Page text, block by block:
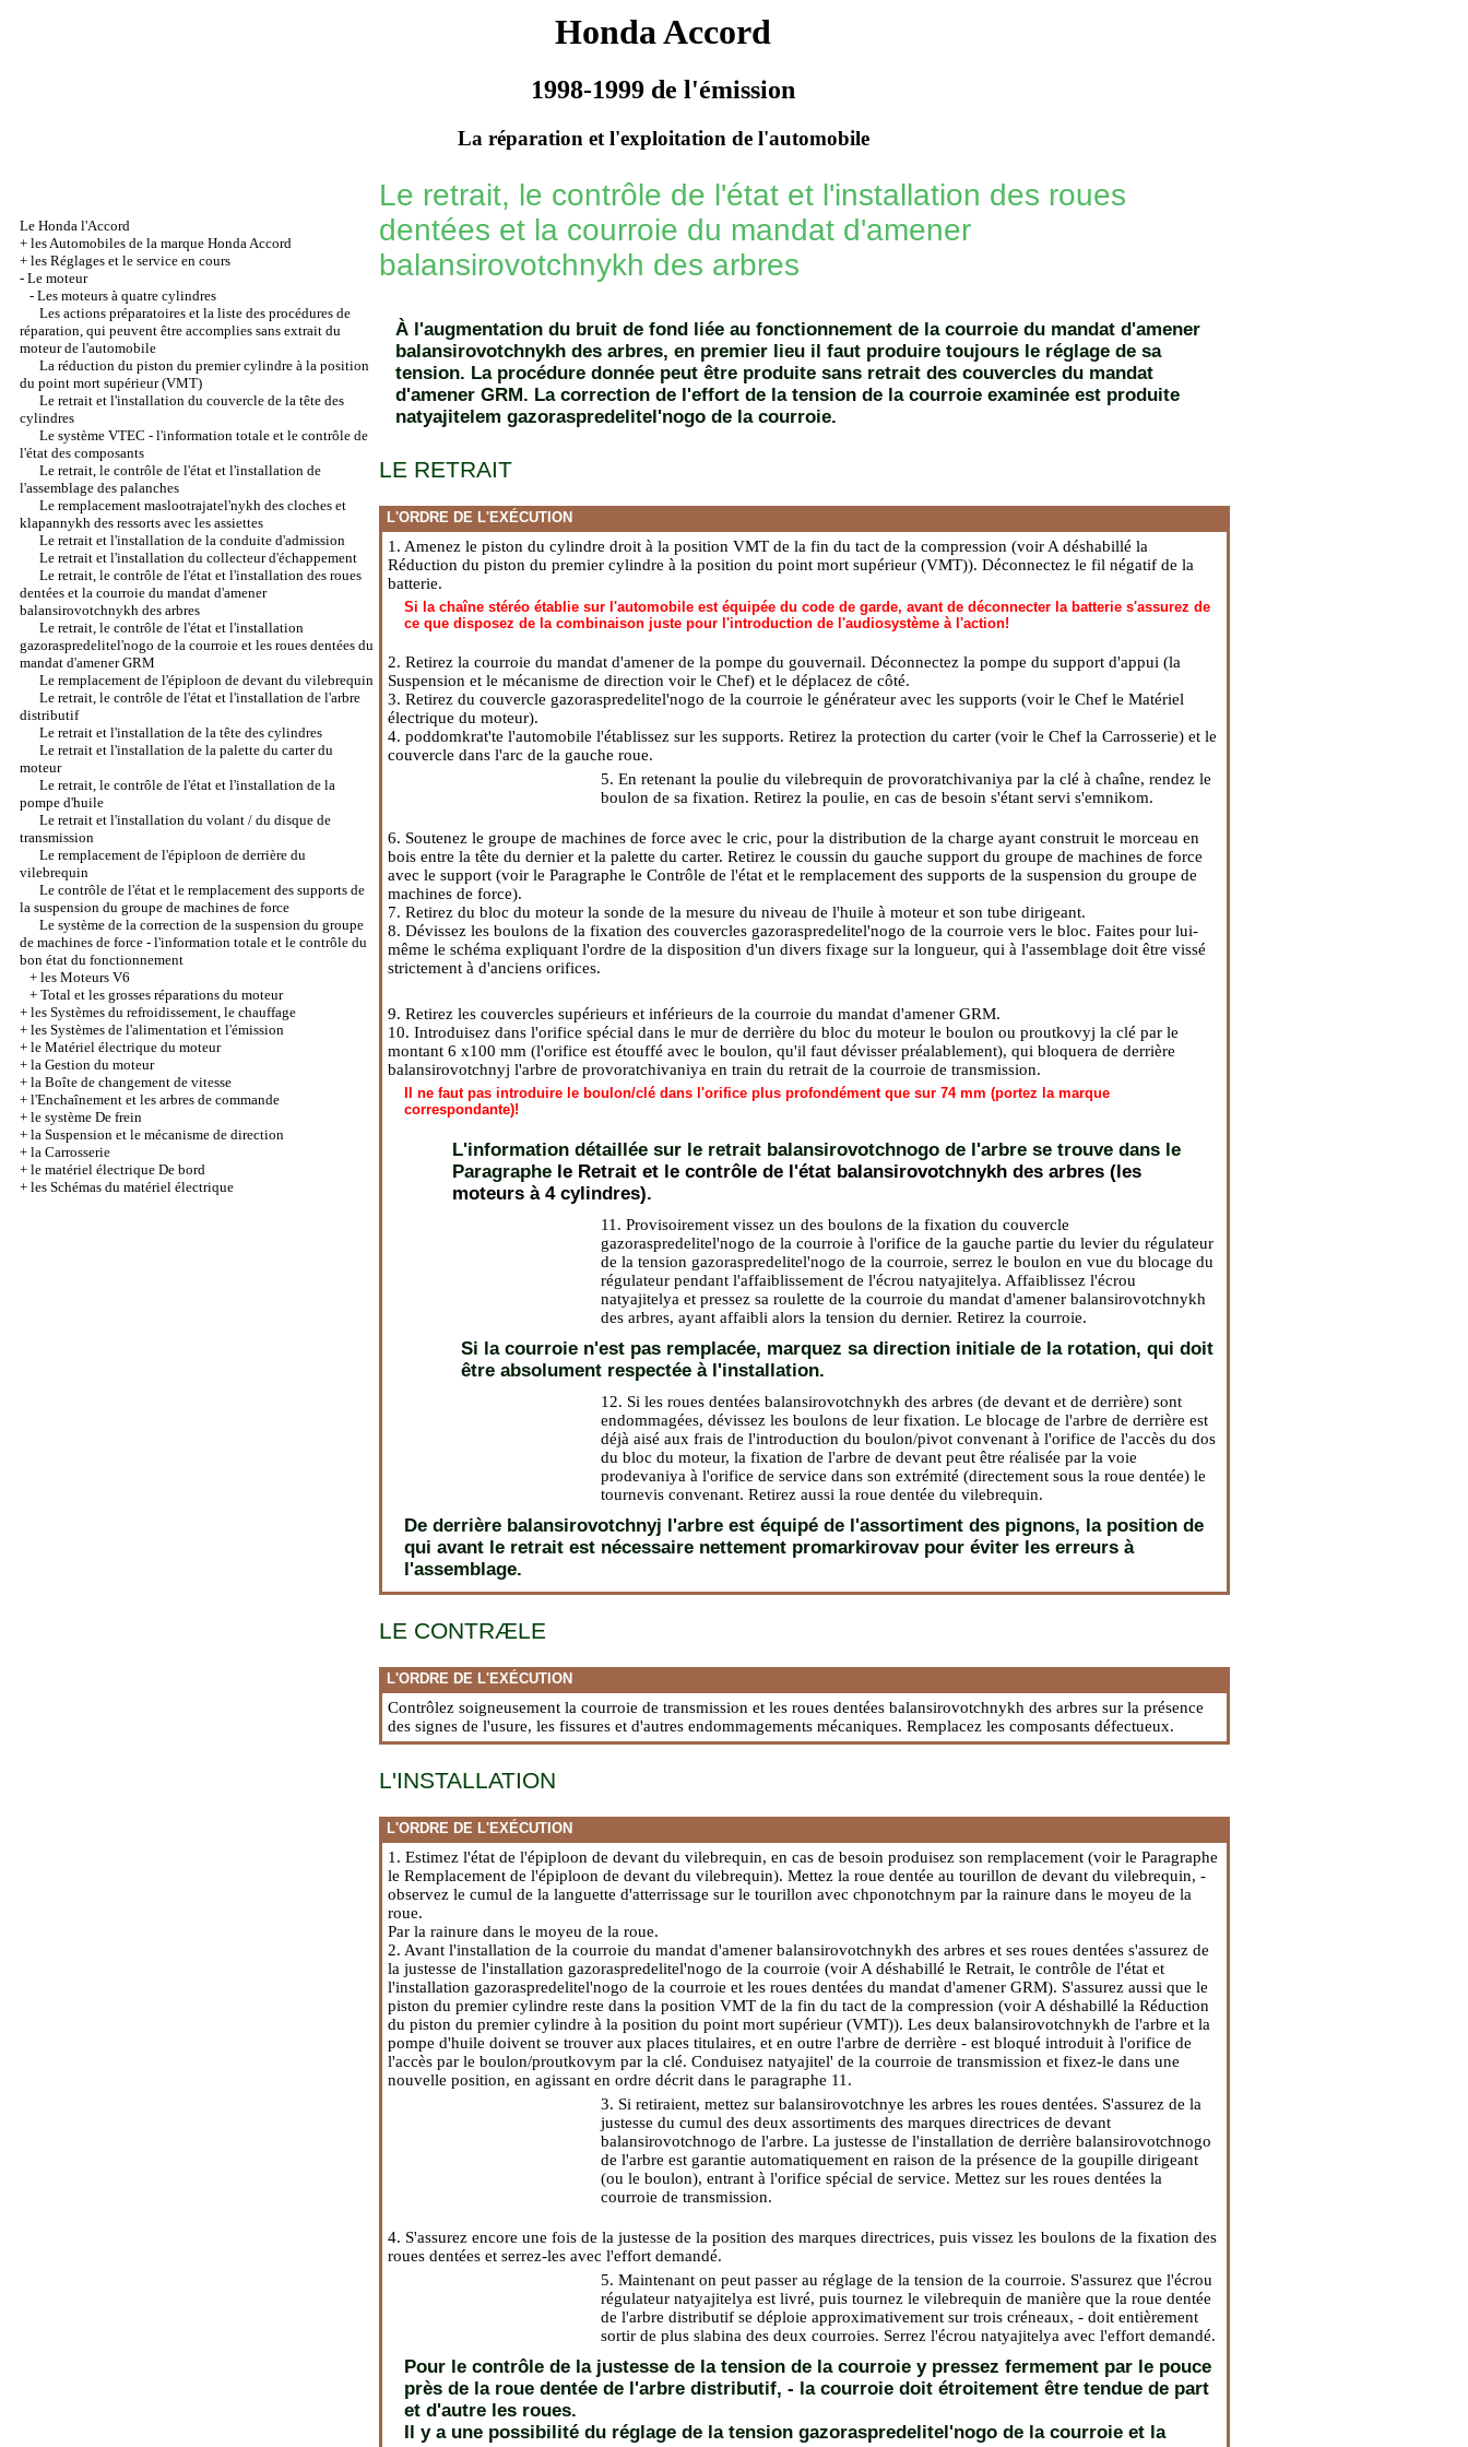
Honda Accord
1998-1999 de l'émission
La réparation et l'exploitation de l'automobile
Le Honda l'Accord
+ les Automobiles de la marque Honda Accord
+ les Réglages et le service en cours
- Le moteur
- Les moteurs à quatre cylindres
Les actions préparatoires et la liste des procédures de
réparation, qui peuvent être accomplies sans extrait du
moteur de l'automobile
La réduction du piston du premier cylindre à la position
du point mort supérieur (VMT)
Le retrait et l'installation du couvercle de la tête des
cylindres
Le système VTEC - l'information totale et le contrôle de
l'état des composants
Le retrait, le contrôle de l'état et l'installation de
l'assemblage des palanches
Le remplacement maslootrajatel'nykh des cloches et
klapannykh des ressorts avec les assiettes
Le retrait et l'installation de la conduite d'admission
Le retrait et l'installation du collecteur d'échappement
Le retrait, le contrôle de l'état et l'installation des roues
dentées et la courroie du mandat d'amener
balansirovotchnykh des arbres
Le retrait, le contrôle de l'état et l'installation
gazoraspredelitel'nogo de la courroie et les roues dentées du
mandat d'amener GRM
Le remplacement de l'épiploon de devant du vilebrequin
Le retrait, le contrôle de l'état et l'installation de l'arbre
distributif
Le retrait et l'installation de la tête des cylindres
Le retrait et l'installation de la palette du carter du
moteur
Le retrait, le contrôle de l'état et l'installation de la
pompe d'huile
Le retrait et l'installation du volant / du disque de
transmission
Le remplacement de l'épiploon de derrière du
vilebrequin
Le contrôle de l'état et le remplacement des supports de
la suspension du groupe de machines de force
Le système de la correction de la suspension du groupe
de machines de force - l'information totale et le contrôle du
bon état du fonctionnement
+ les Moteurs V6
+ Total et les grosses réparations du moteur
+ les Systèmes du refroidissement, le chauffage
+ les Systèmes de l'alimentation et l'émission
+ le Matériel électrique du moteur
+ la Gestion du moteur
+ la Boîte de changement de vitesse
+ l'Enchaînement et les arbres de commande
+ le système De frein
+ la Suspension et le mécanisme de direction
+ la Carrosserie
+ le matériel électrique De bord
+ les Schémas du matériel électrique
Le retrait, le contrôle de l'état et l'installation des roues
dentées et la courroie du mandat d'amener
balansirovotchnykh des arbres
À l'augmentation du bruit de fond liée au fonctionnement de la courroie du mandat d'amener
balansirovotchnykh des arbres, en premier lieu il faut produire toujours le réglage de sa
tension. La procédure donnée peut être produite sans retrait des couvercles du mandat
d'amener GRM. La correction de l'effort de la tension de la courroie examinée est produite
natyajitelem gazoraspredelitel'nogo de la courroie.
LE RETRAIT
L'ORDRE DE L'EXÉCUTION
1. Amenez le piston du cylindre droit à la position VMT de la fin du tact de la compression (voir A déshabillé la
Réduction du piston du premier cylindre à la position du point mort supérieur (VMT)). Déconnectez le fil négatif de la
batterie.
Si la chaîne stéréo établie sur l'automobile est équipée du code de garde, avant de déconnecter la batterie s'assurez de
ce que disposez de la combinaison juste pour l'introduction de l'audiosystème à l'action!
2. Retirez la courroie du mandat d'amener de la pompe du gouvernail. Déconnectez la pompe du support d'appui (la
Suspension et le mécanisme de direction voir le Chef) et le déplacez de côté.
3. Retirez du couvercle gazoraspredelitel'nogo de la courroie le générateur avec les supports (voir le Chef le Matériel
électrique du moteur).
4. poddomkrat'te l'automobile l'établissez sur les supports. Retirez la protection du carter (voir le Chef la Carrosserie) et le
couvercle dans l'arc de la gauche roue.
5. En retenant la poulie du vilebrequin de provoratchivaniya par la clé à chaîne, rendez le
boulon de sa fixation. Retirez la poulie, en cas de besoin s'étant servi s'emnikom.
6. Soutenez le groupe de machines de force avec le cric, pour la distribution de la charge ayant construit le morceau en
bois entre la tête du dernier et la palette du carter. Retirez le coussin du gauche support du groupe de machines de force
avec le support (voir le Paragraphe le Contrôle de l'état et le remplacement des supports de la suspension du groupe de
machines de force).
7. Retirez du bloc du moteur la sonde de la mesure du niveau de l'huile à moteur et son tube dirigeant.
8. Dévissez les boulons de la fixation des couvercles gazoraspredelitel'nogo de la courroie vers le bloc. Faites pour lui-
même le schéma expliquant l'ordre de la disposition d'un divers fixage sur la longueur, qui à l'assemblage doit être vissé
strictement à d'anciens orifices.
9. Retirez les couvercles supérieurs et inférieurs de la courroie du mandat d'amener GRM.
10. Introduisez dans l'orifice spécial dans le mur de derrière du bloc du moteur le boulon ou proutkovyj la clé par le
montant 6 x100 mm (l'orifice est étouffé avec le boulon, qu'il faut dévisser préalablement), qui bloquera de derrière
balansirovotchnyj l'arbre de provoratchivaniya en train du retrait de la courroie de transmission.
Il ne faut pas introduire le boulon/clé dans l'orifice plus profondément que sur 74 mm (portez la marque
correspondante)!
L'information détaillée sur le retrait balansirovotchnogo de l'arbre se trouve dans le
Paragraphe le Retrait et le contrôle de l'état balansirovotchnykh des arbres (les
moteurs à 4 cylindres).
11. Provisoirement vissez un des boulons de la fixation du couvercle
gazoraspredelitel'nogo de la courroie à l'orifice de la gauche partie du levier du régulateur
de la tension gazoraspredelitel'nogo de la courroie, serrez le boulon en vue du blocage du
régulateur pendant l'affaiblissement de l'écrou natyajitelya. Affaiblissez l'écrou
natyajitelya et pressez sa roulette de la courroie du mandat d'amener balansirovotchnykh
des arbres, ayant affaibli alors la tension du dernier. Retirez la courroie.
Si la courroie n'est pas remplacée, marquez sa direction initiale de la rotation, qui doit
être absolument respectée à l'installation.
12. Si les roues dentées balansirovotchnykh des arbres (de devant et de derrière) sont
endommagées, dévissez les boulons de leur fixation. Le blocage de l'arbre de derrière est
déjà aisé aux frais de l'introduction du boulon/pivot convenant à l'orifice de l'accès du dos
du bloc du moteur, la fixation de l'arbre de devant peut être réalisée par la voie
prodevaniya à l'orifice de service dans son extrémité (directement sous la roue dentée) le
tournevis convenant. Retirez aussi la roue dentée du vilebrequin.
De derrière balansirovotchnyj l'arbre est équipé de l'assortiment des pignons, la position de
qui avant le retrait est nécessaire nettement promarkirovav pour éviter les erreurs à
l'assemblage.
LE CONTRÆLE
L'ORDRE DE L'EXÉCUTION
Contrôlez soigneusement la courroie de transmission et les roues dentées balansirovotchnykh des arbres sur la présence
des signes de l'usure, les fissures et d'autres endommagements mécaniques. Remplacez les composants défectueux.
L'INSTALLATION
L'ORDRE DE L'EXÉCUTION
1. Estimez l'état de l'épiploon de devant du vilebrequin, en cas de besoin produisez son remplacement (voir le Paragraphe
le Remplacement de l'épiploon de devant du vilebrequin). Mettez la roue dentée au tourillon de devant du vilebrequin, -
observez le cumul de la languette d'atterrissage sur le tourillon avec chponotchnym par la rainure dans le moyeu de la
roue.
Par la rainure dans le moyeu de la roue.
2. Avant l'installation de la courroie du mandat d'amener balansirovotchnykh des arbres et ses roues dentées s'assurez de
la justesse de l'installation gazoraspredelitel'nogo de la courroie (voir A déshabillé le Retrait, le contrôle de l'état et
l'installation gazoraspredelitel'nogo de la courroie et les roues dentées du mandat d'amener GRM). S'assurez aussi que le
piston du premier cylindre reste dans la position VMT de la fin du tact de la compression (voir A déshabillé la Réduction
du piston du premier cylindre à la position du point mort supérieur (VMT)). Les deux balansirovotchnykh de l'arbre et la
pompe d'huile doivent se trouver aux places titulaires, et en outre l'arbre de derrière - est bloqué introduit à l'orifice de
l'accès par le boulon/proutkovym par la clé. Conduisez natyajitel' de la courroie de transmission et fixez-le dans une
nouvelle position, en agissant en ordre décrit dans le paragraphe 11.
3. Si retiraient, mettez sur balansirovotchnye les arbres les roues dentées. S'assurez de la
justesse du cumul des deux assortiments des marques directrices de devant
balansirovotchnogo de l'arbre. La justesse de l'installation de derrière balansirovotchnogo
de l'arbre est garantie automatiquement en raison de la présence de la goupille dirigeant
(ou le boulon), entrant à l'orifice spécial de service. Mettez sur les roues dentées la
courroie de transmission.
4. S'assurez encore une fois de la justesse de la position des marques directrices, puis vissez les boulons de la fixation des
roues dentées et serrez-les avec l'effort demandé.
5. Maintenant on peut passer au réglage de la tension de la courroie. S'assurez que l'écrou
régulateur natyajitelya est livré, puis tournez le vilebrequin de manière que la roue dentée
de l'arbre distributif se déploie approximativement sur trois créneaux, - doit entièrement
sortir de plus slabina des deux courroies. Serrez l'écrou natyajitelya avec l'effort demandé.
Pour le contrôle de la justesse de la tension de la courroie y pressez fermement par le pouce
près de la roue dentée de l'arbre distributif, - la courroie doit étroitement être tendue de part
et d'autre les roues.
Il y a une possibilité du réglage de la tension gazoraspredelitel'nogo de la courroie et la